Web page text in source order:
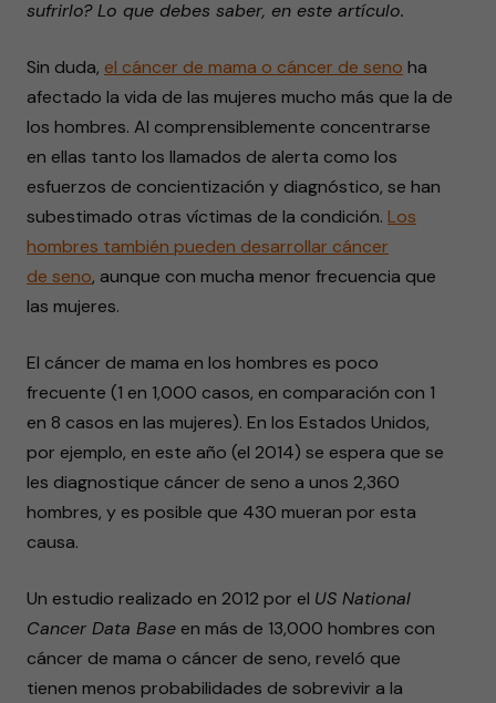
seconds
sufrirlo? Lo que debes saber, en este artículo.
Sin duda, el cáncer de mama o cáncer de seno ha
afectado la vida de las mujeres mucho más que la de
los hombres. Al comprensiblemente concentrarse
en ellas tanto los llamados de alerta como los
esfuerzos de concientización y diagnóstico, se han
subestimado otras víctimas de la condición. Los
hombres también pueden desarrollar cáncer
de seno, aunque con mucha menor frecuencia que
las mujeres.
El cáncer de mama en los hombres es poco
frecuente (1 en 1,000 casos, en comparación con 1
en 8 casos en las mujeres). En los Estados Unidos,
por ejemplo, en este año (el 2014) se espera que se
les diagnostique cáncer de seno a unos 2,360
hombres, y es posible que 430 mueran por esta
causa.
Un estudio realizado en 2012 por el US National
Cancer Data Base en más de 13,000 hombres con
cáncer de mama o cáncer de seno, reveló que
tienen menos probabilidades de sobrevivir a la